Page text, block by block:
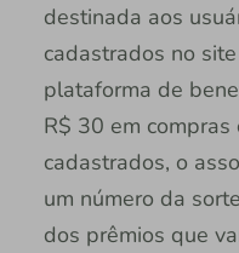
destinada aos
cadastrados no
plataforma de
R$ 30 em
cadastrados, o
um número da
dos prêmios que